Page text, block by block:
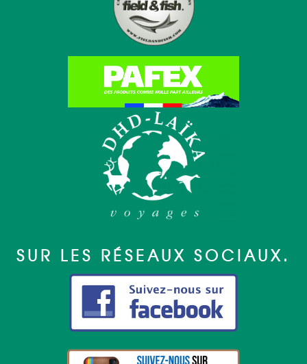
SUR LES RÉSEAUX SOCIAUX.